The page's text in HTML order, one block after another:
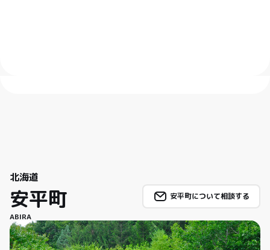
北海道
安平町
ABIRA
安平町について相談する